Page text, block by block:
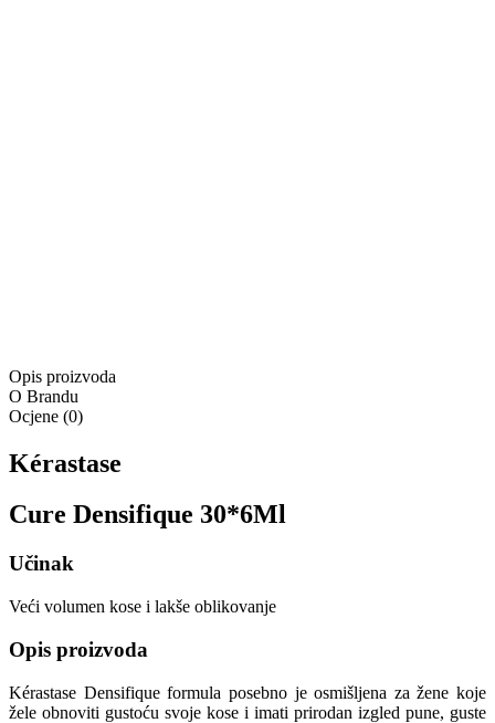
Opis proizvoda
O Brandu
Ocjene (0)
Kérastase
Cure Densifique 30*6Ml
Učinak
Veći volumen kose i lakše oblikovanje
Opis proizvoda
Kérastase Densifique formula posebno je osmišljena za žene koje
žele obnoviti gustoću svoje kose i imati prirodan izgled pune, guste